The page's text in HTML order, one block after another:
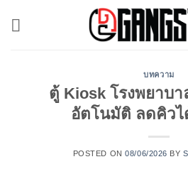
บทความ
ตู้ Kiosk โรงพยาบา
อัตโนมัติ ลดคิวไ
POSTED ON08/06/2026 BY